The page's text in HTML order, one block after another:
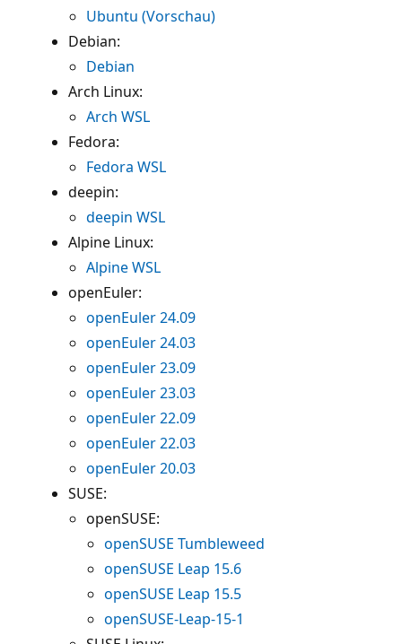
Ubuntu (Vorschau)
Debian:
Debian
Arch Linux:
Arch WSL
Fedora:
Fedora WSL
deepin:
deepin WSL
Alpine Linux:
Alpine WSL
openEuler:
openEuler 24.09
openEuler 24.03
openEuler 23.09
openEuler 23.03
openEuler 22.09
openEuler 22.03
openEuler 20.03
SUSE:
openSUSE:
openSUSE Tumbleweed
openSUSE Leap 15.6
openSUSE Leap 15.5
openSUSE-Leap-15-1